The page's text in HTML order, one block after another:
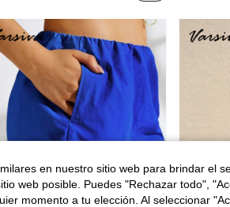
en nuestro sitio web para brindar el
web posible. Puedes "Rechazar todo",
momento a tu elección. Al seleccionar